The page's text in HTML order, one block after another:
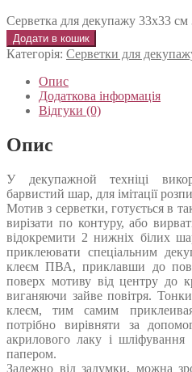
Серветка для декупажу 33х33 см
Додати в кошик
Категорія: Серветки для
Опис
Додаткова інформація
Відгуки (0)
Опис
У декупажной техніці
барвистий шар, для імітації
Мотив з серветки, готується в
вирізати по контуру, або
відокремити 2 нижніх білих
приклеювати спеціальним
клеєм ПВА, приклавши до
поверх мотиву від центру до
виганяючи зайве повітря.
клеєм, тим самим
потрібно вирівняти за
акрилового лаку і шліфування
папером.
Залежно від задумки, можна